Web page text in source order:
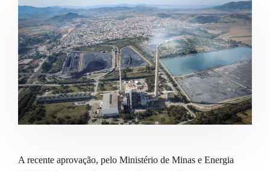
A recente aprovação, pelo Ministério de Minas e Energia